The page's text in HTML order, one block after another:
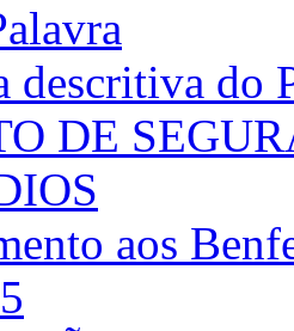
descritiva do
DE
aos